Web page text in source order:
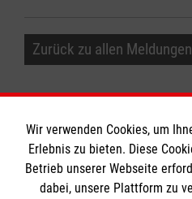
Zurück zu allen Meldungen
Informationen
Wir verwenden Cookies, um
Erlebnis zu bieten. Diese
Betrieb unserer Webseite
dabei, unsere Plattform zu